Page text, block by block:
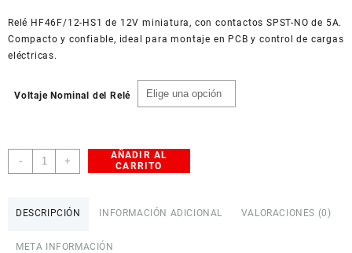
American Dollar
Relé HF46F/12-HS1 de 12V miniatura, con contactos SPST-NO de 5A.
Compacto y confiable, ideal para montaje en PCB y control de cargas
eléctricas.
Voltaje Nominal del Relé
-
Relé
Miniatura
+
AÑADIR AL
CARRITO
DESCRIPCIÓN INFORMACIÓN ADICIONAL VALORACIONES (0)
META INFORMACIÓN